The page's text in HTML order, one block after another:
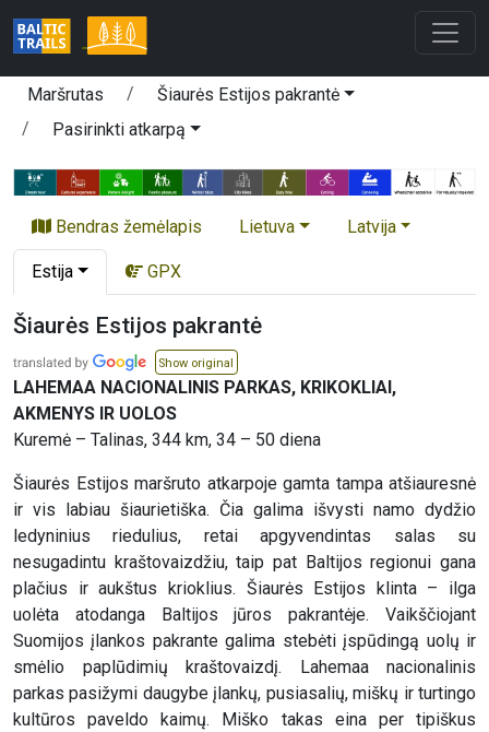
Maršrutas
Šiaurės Estijos pakrantė
Pasirinkti atkarpą
Bendras žemėlapis Lietuva Latvija
Estija GPX
Šiaurės Estijos pakrantė
Show original
LAHEMAA NACIONALINIS PARKAS, KRIKOKLIAI,
AKMENYS IR UOLOS
Kuremė – Talinas, 344 km, 34 – 50 diena
Šiaurės Estijos maršruto atkarpoje gamta tampa atšiauresnė
ir vis labiau šiaurietiška. Čia galima išvysti namo dydžio
ledyninius riedulius, retai apgyvendintas salas su
nesugadintu kraštovaizdžiu, taip pat Baltijos regionui gana
plačius ir aukštus krioklius. Šiaurės Estijos klinta – ilga
uolėta atodanga Baltijos jūros pakrantėje. Vaikščiojant
Suomijos įlankos pakrante galima stebėti įspūdingą uolų ir
smėlio paplūdimių kraštovaizdį. Lahemaa nacionalinis
parkas pasižymi daugybe įlankų, pusiasalių, miškų ir turtingo
kultūros paveldo kaimų. Miško takas eina per tipiškus